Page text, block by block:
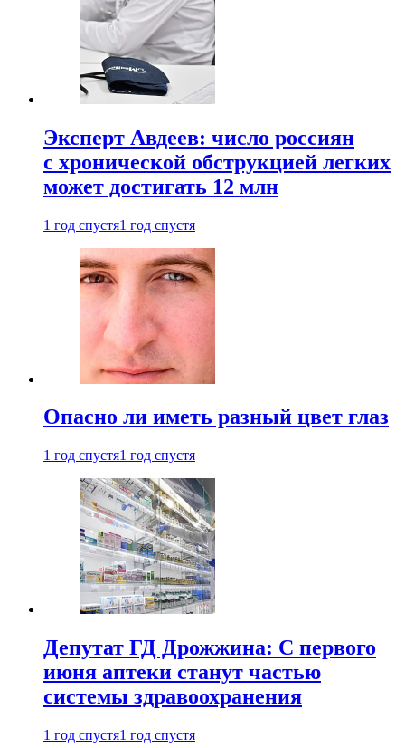
Эксперт Авдеев: число россиян
с хронической обструкцией легких
может достигать 12 млн
1 год спустя1 год спустя
Опасно ли иметь разный цвет глаз
1 год спустя1 год спустя
Депутат ГД Дрожжина: С первого
июня аптеки станут частью
системы здравоохранения
1 год спустя1 год спустя